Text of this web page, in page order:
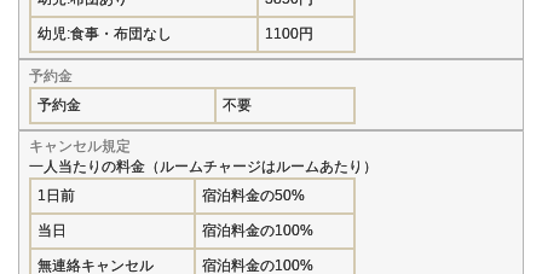
幼児:食事・布団なし 1100円
予約金
予約金
不要
キャンセル規定
一人当たりの料金（ルームチャージはルームあたり）
1日前
宿泊料金の50%
当日 宿泊料金の100%
無連絡キャンセル 宿泊料金の100%